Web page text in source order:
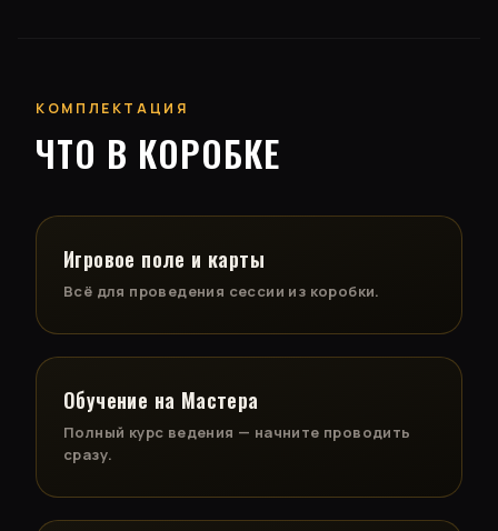
КОМПЛЕКТАЦИЯ
ЧТО В КОРОБКЕ
Игровое поле и карты
Всё для проведения сессии из коробки.
Обучение на Мастера
Полный курс ведения — начните проводить
сразу.